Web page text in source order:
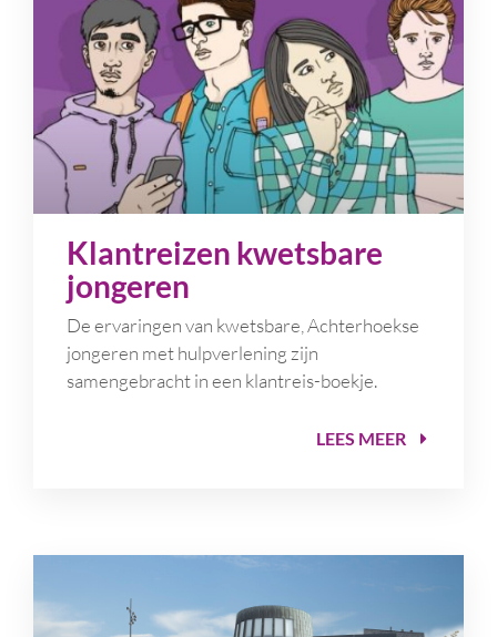
Klantreizen kwetsbare
jongeren
De ervaringen van kwetsbare, Achterhoekse
jongeren met hulpverlening zijn
samengebracht in een klantreis-boekje.
LEES MEER